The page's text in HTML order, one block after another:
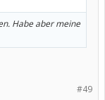
Habe aber meine
#49